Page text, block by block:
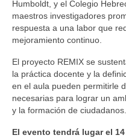
Humboldt, y el Colegio
maestros investigadores
respuesta a una labor que
mejoramiento continuo.
El proyecto REMIX se
la práctica docente y la
en el aula pueden permitirle
necesarias para lograr un
y la formación de ciudadanos.
El evento tendrá lugar el